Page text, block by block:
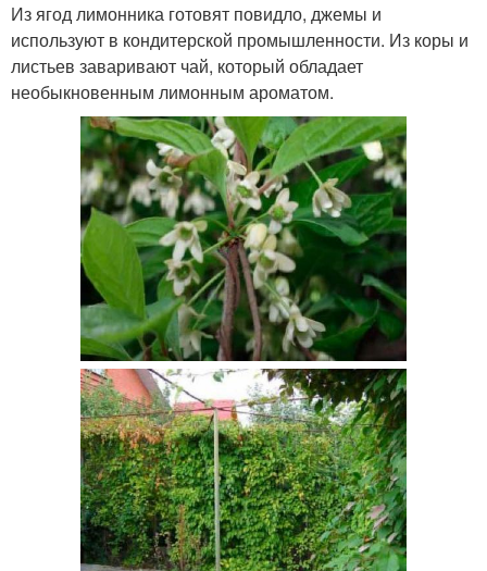
Из ягод лимонника готовят повидло, джемы и
используют в кондитерской промышленности. Из коры и
листьев заваривают чай, который обладает
необыкновенным лимонным ароматом.